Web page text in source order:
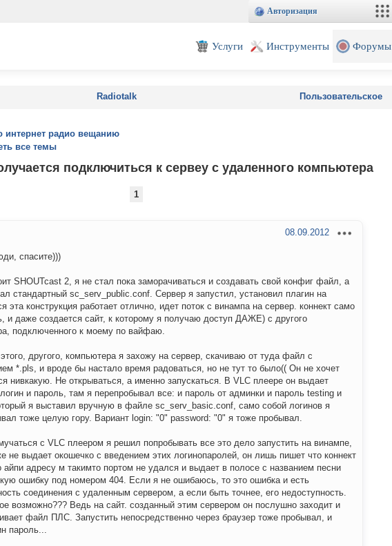
Авторизация
Услуги Инструменты Форумы
Radiotalk Пользовательское
радио вещанию
все темы
подключиться к сервеу с удаленного компьютера
1
08.09.2012
спасите)))
SHOUTcast 2, я не стал пока заморачиваться и создавать свой конфиг файл, а
стандартный sc_serv_public.conf. Сервер я запустил, установил плагин на
эта конструкция работает отлично, идет поток с винампа на сервер. коннект само
и даже создается сайт, к которому я получаю доступ ДАЖЕ) с другого
подключенного к моему по вайфаю.
другого, компьютера я захожу на сервер, скачиваю от туда файл с
*.pls, и вроде бы настало время радоваться, но не тут то было(( Он не хочет
нивкакую. Не открываться, а именно запускаться. В VLC плеере он выдает
и пароль, там я перепробывал все: и пароль от админки и пароль testing и
я выставил вручную в файле sc_serv_basic.conf, само собой логинов я
тоже целую гору. Вариант login: "0" password: "0" я тоже пробывал.
с VLC плеером я решил попробывать все это дело запустить на винампе,
не выдает окошечко с введением этих логинопаролей, он лишь пишет что коннект
айпи адресу м такимто портом не удался и выдает в полосе с названием песни
ошибку под номером 404. Если я не ошибаюсь, то это ошибка и есть
соединения с удаленным сервером, а если быть точнее, его недоступность.
возможно??? Ведь на сайт. созданный этим сервером он послушно заходит и
файл ПЛС. Запустить непосредственно через браузер тоже пробывал, и
пароль...